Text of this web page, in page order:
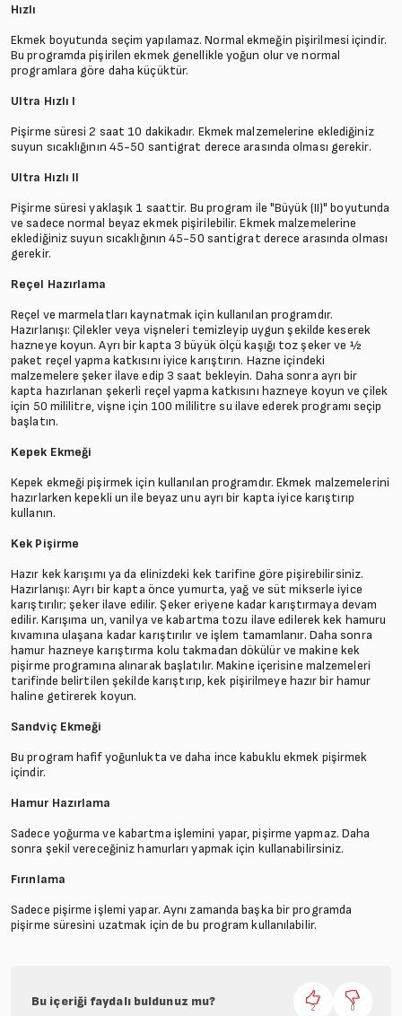
Hızlı
Ekmek boyutunda seçim yapılamaz. Normal ekmeğin pişirilmesi içindir.
Bu programda pişirilen ekmek genellikle yoğun olur ve normal
programlara göre daha küçüktür.
Ultra Hızlı I
Pişirme süresi 2 saat 10 dakikadır. Ekmek malzemelerine eklediğiniz
suyun sıcaklığının 45-50 santigrat derece arasında olması gerekir.
Ultra Hızlı II
Pişirme süresi yaklaşık 1 saattir. Bu program ile "Büyük (II)" boyutunda
ve sadece normal beyaz ekmek pişirilebilir. Ekmek malzemelerine
eklediğiniz suyun sıcaklığının 45-50 santigrat derece arasında olması
gerekir.
Reçel Hazırlama
Reçel ve marmelatları kaynatmak için kullanılan programdır.
Hazırlanışı: Çilekler veya vişneleri temizleyip uygun şekilde keserek
hazneye koyun. Ayrı bir kapta 3 büyük ölçü kaşığı toz şeker ve ½
paket reçel yapma katkısını iyice karıştırın. Hazne içindeki
malzemelere şeker ilave edip 3 saat bekleyin. Daha sonra ayrı bir
kapta hazırlanan şekerli reçel yapma katkısını hazneye koyun ve çilek
için 50 mililitre, vişne için 100 mililitre su ilave ederek programı seçip
başlatın.
Kepek Ekmeği
Kepek ekmeği pişirmek için kullanılan programdır. Ekmek malzemelerini
hazırlarken kepekli un ile beyaz unu ayrı bir kapta iyice karıştırıp
kullanın.
Kek Pişirme
Hazır kek karışımı ya da elinizdeki kek tarifine göre pişirebilirsiniz.
Hazırlanışı: Ayrı bir kapta önce yumurta, yağ ve süt mikserle iyice
karıştırılır; şeker ilave edilir. Şeker eriyene kadar karıştırmaya devam
edilir. Karışıma un, vanilya ve kabartma tozu ilave edilerek kek hamuru
kıvamına ulaşana kadar karıştırılır ve işlem tamamlanır. Daha sonra
hamur hazneye karıştırma kolu takmadan dökülür ve makine kek
pişirme programına alınarak başlatılır. Makine içerisine malzemeleri
tarifinde belirtilen şekilde karıştırıp, kek pişirilmeye hazır bir hamur
haline getirerek koyun.
Sandviç Ekmeği
Bu program hafif yoğunlukta ve daha ince kabuklu ekmek pişirmek
içindir.
Hamur Hazırlama
Sadece yoğurma ve kabartma işlemini yapar, pişirme yapmaz. Daha
sonra şekil vereceğiniz hamurları yapmak için kullanabilirsiniz.
Fırınlama
Sadece pişirme işlemi yapar. Aynı zamanda başka bir programda
pişirme süresini uzatmak için de bu program kullanılabilir.
Bu içeriği faydalı buldunuz mu? 2 0